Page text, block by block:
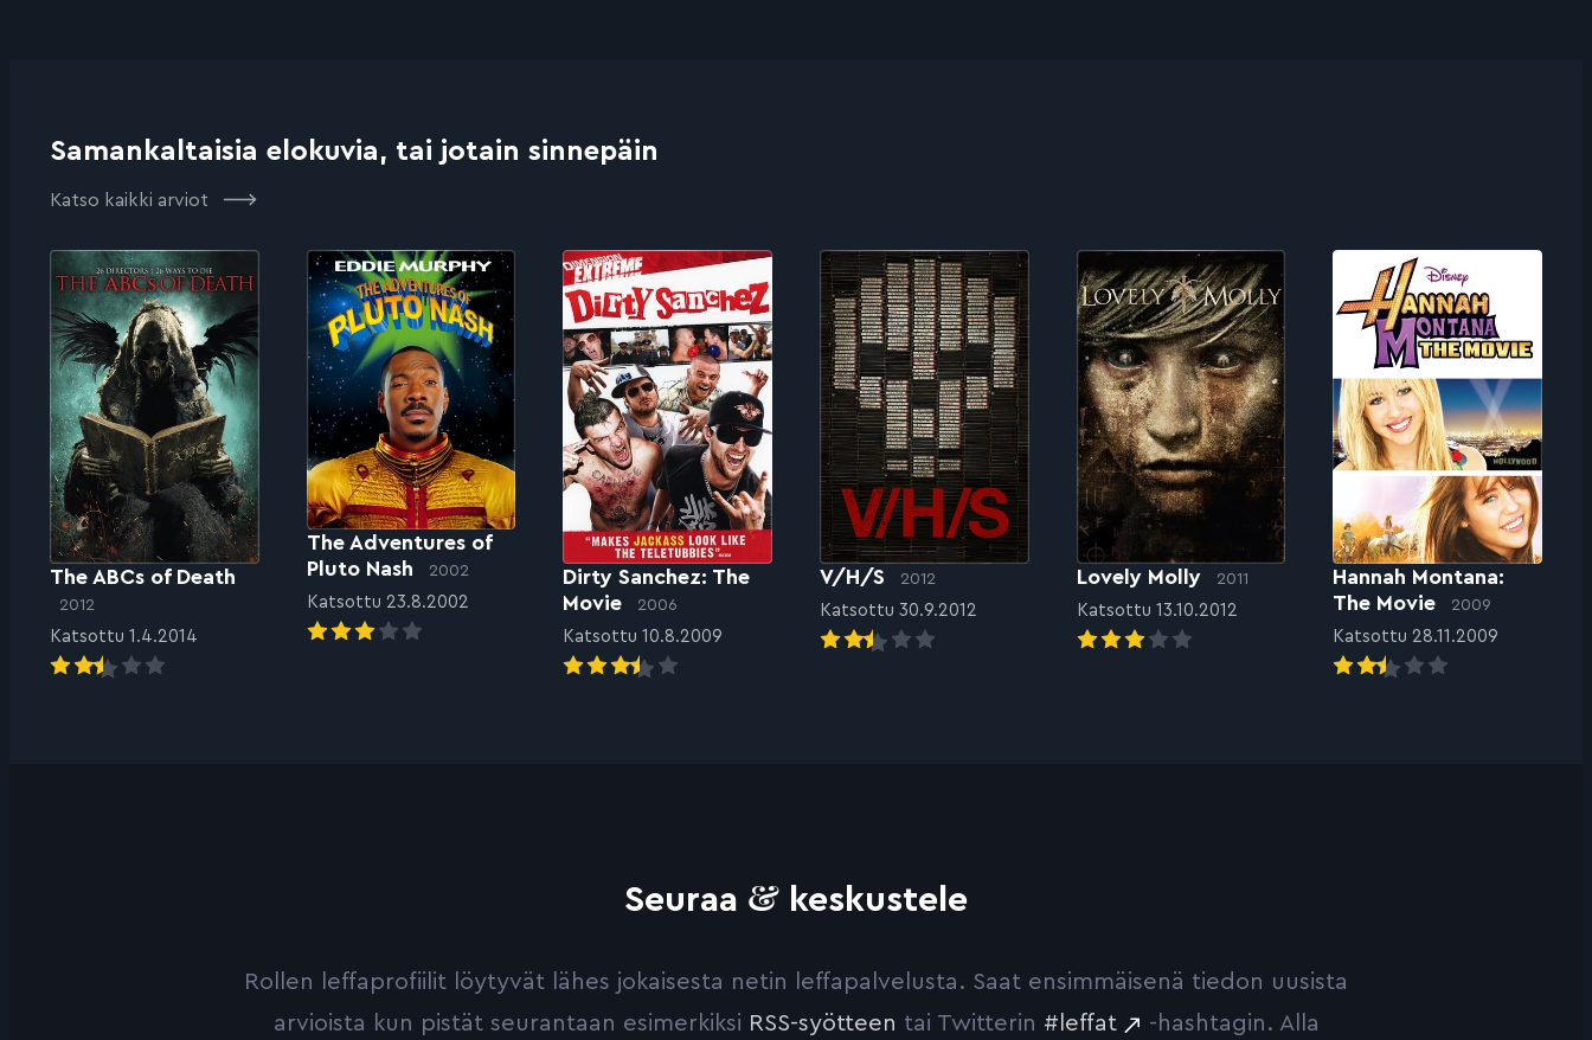
Samankaltaisia elokuvia, tai jotain sinnepäin
Katso kaikki arviot
The ABCs of Death
2012
Katsottu 1.4.2014
The Adventures of
Pluto Nash
2002
Katsottu 23.8.2002
Dirty Sanchez: The
Movie
2006
Katsottu 10.8.2009
V/H/S 2012
Katsottu 30.9.2012
Lovely Molly 2011
Katsottu 13.10.2012
Hannah Montana:
The Movie
2009
Katsottu 28.11.2009
Seuraa & keskustele
Rollen leffaprofiilit löytyvät lähes jokaisesta netin leffapalvelusta. Saat ensimmäisenä tiedon uusista
arvioista kun pistät seurantaan esimerkiksi RSS-syötteen tai Twitterin #leffat -hashtagin. Alla